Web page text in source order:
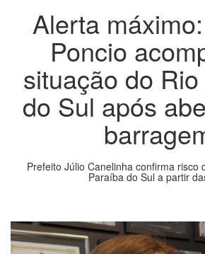
Alerta
Poncio
situação do
do Sul após
Prefeito Júlio Canelinha confirma risco
Paraíba do Sul a partir